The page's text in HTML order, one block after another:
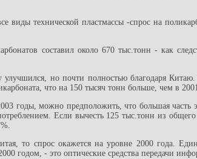
виды технической пластмассы -спрос на
составил около 670 тыс.тонн - как
но почти полностью благодаря Китаю.
что на 150 тысяч тонн больше, чем в
годы, можно предположить, что большая часть
Если вычесть 125 тыс.тонн из
то спрос окажется на уровне 2000 года.
годом, - это оптические средства передачи